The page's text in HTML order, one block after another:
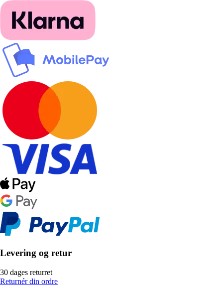
Levering og retur
30 dages returret
Returnér din ordre